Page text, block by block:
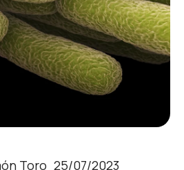
Toro 25/07/2023